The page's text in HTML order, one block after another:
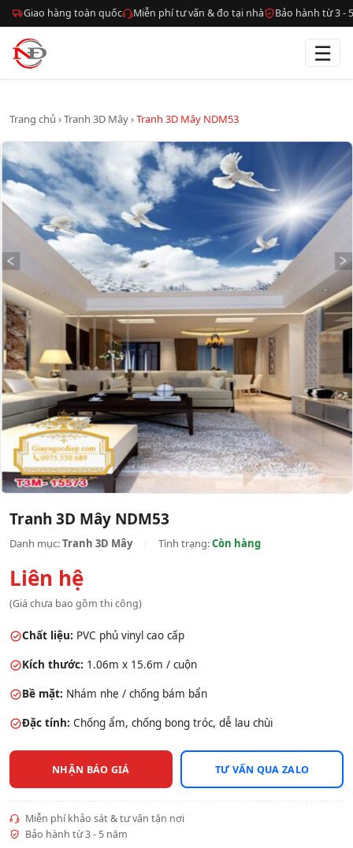
Giao hàng toàn quốc Miễn phí tư vấn & đo tại nhà Bảo hành từ 3 -
☰
Trang chủ ›Tranh 3D Mây›Tranh 3D Mây NDM53
Tranh 3D Mây NDM53
Danh mục:Tranh 3D Mây Tình trạng:Còn hàng
Liên hệ
(Giá chưa bao gồm thi công)
Chất liệu: PVC phủ vinyl cao cấp
Kích thước: 1.06m x 15.6m / cuộn
Bề mặt: Nhám nhẹ / chống bám bẩn
Đặc tính: Chống ẩm, chống bong tróc, dễ lau chùi
NHẬN BÁO GIÁ TƯ VẤN QUA ZALO
Miễn phí khảo sát & tư vấn tận nơi
Bảo hành từ 3 - 5 năm